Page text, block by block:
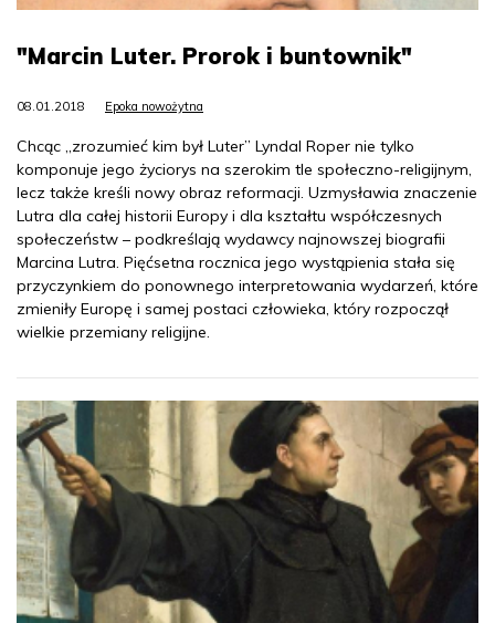
"Marcin Luter. Prorok i buntownik"
08.01.2018 Epoka nowożytna
Chcąc „zrozumieć kim był Luter” Lyndal Roper nie tylko
komponuje jego życiorys na szerokim tle społeczno-religijnym,
lecz także kreśli nowy obraz reformacji. Uzmysławia znaczenie
Lutra dla całej historii Europy i dla kształtu współczesnych
społeczeństw – podkreślają wydawcy najnowszej biografii
Marcina Lutra. Pięćsetna rocznica jego wystąpienia stała się
przyczynkiem do ponownego interpretowania wydarzeń, które
zmieniły Europę i samej postaci człowieka, który rozpoczął
wielkie przemiany religijne.